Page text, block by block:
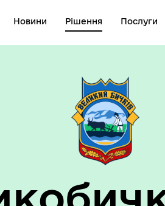
Новини Рішення Послуги
ТГ